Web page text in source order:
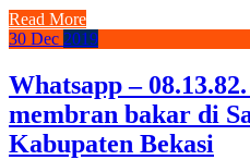
Read More
30 Dec 2019
Whatsapp –
membran bakar di
Kabupaten Bekasi